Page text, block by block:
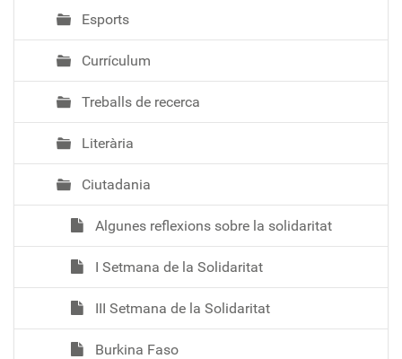
Esports
Currículum
Treballs de recerca
Literària
Ciutadania
Algunes reflexions sobre la solidaritat
I Setmana de la Solidaritat
III Setmana de la Solidaritat
Burkina Faso